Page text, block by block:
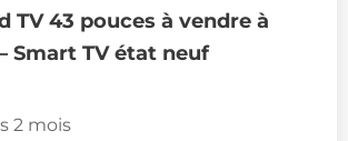
TV 43 pouces à vendre à
Smart TV état neuf
2 mois